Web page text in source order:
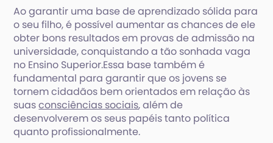
Ao garantir uma base de aprendizado sólida para
o seu filho, é possível aumentar as chances de ele
obter bons resultados em provas de admissão na
universidade, conquistando a tão sonhada vaga
no Ensino Superior.Essa base também é
fundamental para garantir que os jovens se
tornem cidadãos bem orientados em relação às
suasconsciências sociais, além de
desenvolverem os seus papéis tanto política
quanto profissionalmente.